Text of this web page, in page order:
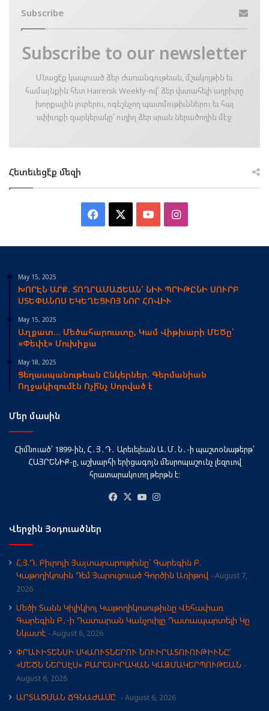
Subscribe
Subscribe to our newsletter
Մնացէ՛ք կապուած ձեր ժառանգութեան, մշակոյթին եւ
համայնքին հետ Hairenik Weekly-ով՝ ձեր վստահելի աղբիւրը
խորքային լուրերու, ոգեշնչող պատմութիւններու եւ հայ
սփիւռքի զարկերակը՝ ուղիղ ձեր սրան ներածողին մէջ։
Հետեւեցէ՛ք մեզի
Facebook YouTubeInstagram
May 15, 2025
ԽՈՐԷՆ ԱՐՔ. ՏՈՂՐԱՄԱՃԵԱՆ՝ ՆԻՒ ՊՐԻԹԸՆԻ ՍՈՒՐԲ
ՍՏԵՓԱՆՈՍ ԵԿԵՂԵՑՒՈՅ ՆՈՐ ՀՈՎԻՒ
May 15, 2025
Աղքատ… Մեծահարուստը, Կամ Վիթխարի ՄԵԾը՝
«Փեփէ» Մուխիքա
May 18, 2025
Ցեղասպանութեան Ընկերներ. Գերմանիան
Ողջակիզումէն Ոչի՞նչ Սորված է
Մեր մասին
Հիմնուած՝ 1899-ին, Հ․Յ․Դ․ Արեւելեան Ա․Մ․Ն․-ի պաշտօնաթերթ՝
ՀԱՅՐԵՆԻՔ-ը, աշխարհի երիցագոյն մեսրոպաշունչ լեզուով
հրատարակուող թերթն է։
Facebook
X YouTube
Վերջին Յօդուածներ
Հ.Յ.Դ. Բիւրոյի Յայտարարութիւնը՝ Գարեգին Բ.
Կաթողիկոսին Դէմ Յարուցուած Գործին Առիթով
August 7,
2026
Մեծի Տանն Կիլիկիոյ Կաթողիկոսութիւնը Վեհափառ
Գարեգին Բ․-ի Դատարան Կանչուիլը Դատապարտելի Կը
Նկատէ
August 6, 2026
ՓՐԱՒԻՏԵՆՍԻ ՍԿԱՈՒՏՆԵՐՈՒ ՆՈՒԻՐԱՏՈՒՈՒԹԻՒՆԸ՝
«ՄԵԾՆ ՆԵՐՍԷՍ» ԲԱՐԵՍԻՐԱԿԱՆ ԿԱԶՄԱԿԵՐՊՈՒԹԵԱՆ
August 6, 2026
ԱՐՏԱԾՄԱՆ ՃԳՆԱԺԱՄԸ August 6, 2026